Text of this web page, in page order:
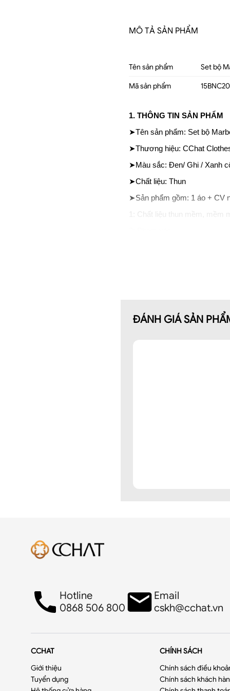
MÔ TẢ SẢN PHẨM
Tên sản phẩm Set bộ
Mã sản phẩm
1. THÔNG TIN SẢN PHẨM
➤Tên sản phẩm: Set bộ
➤Thương hiệu: CChat
➤Màu sắc: Đen/ Ghi / Xanh
➤Chất liệu: Thun
➤Sản phẩm gồm: 1 áo + CV
1: Chất liệu thun mềm, mềm
cvay cạp chun,xẻ tà thẳng
ĐÁNH GIÁ SẢN
Hotline
0868 506 800
Email
cskh@cchat.vn
CCHAT
Giới thiệu
Tuyển dụng
CHÍNH SÁCH
Chính sách điều
Chính sách khách